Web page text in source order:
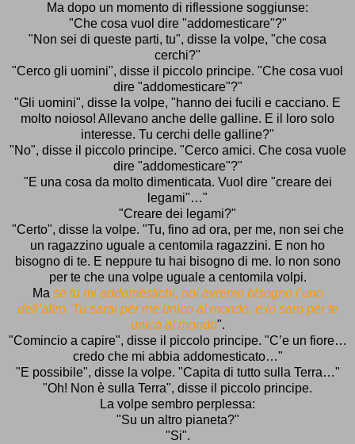
Ma dopo un momento di riflessione soggiunse:
"Che cosa vuol dire "addomesticare"?"
"Non sei di queste parti, tu", disse la volpe, "che cosa
cerchi?"
"Cerco gli uomini", disse il piccolo principe. "Che cosa vuol
dire "addomesticare"?"
"Gli uomini", disse la volpe, "hanno dei fucili e cacciano. E
molto noioso! Allevano anche delle galline. E il loro solo
interesse. Tu cerchi delle galline?"
"No", disse il piccolo principe. "Cerco amici. Che cosa vuole
dire "addomesticare"?"
"E una cosa da molto dimenticata. Vuol dire "creare dei
legami"…"
"Creare dei legami?"
"Certo", disse la volpe. "Tu, fino ad ora, per me, non sei che
un ragazzino uguale a centomila ragazzini. E non ho
bisogno di te. E neppure tu hai bisogno di me. Io non sono
per te che una volpe uguale a centomila volpi.
Ma se tu mi addomestichi, noi avremo bisogno l’uno
dell’altro. Tu sarai per me unico al mondo, e io saro per te
unica al mondo".
"Comincio a capire", disse il piccolo principe. "C’e un fiore…
credo che mi abbia addomesticato…"
"E possibile", disse la volpe. "Capita di tutto sulla Terra…"
"Oh! Non è sulla Terra", disse il piccolo principe.
La volpe sembro perplessa:
"Su un altro pianeta?"
"Si".